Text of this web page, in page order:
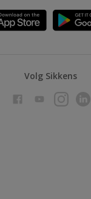
Volg Sikkens